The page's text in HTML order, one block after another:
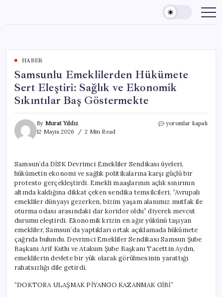
content
HABER
Samsunlu Emeklilerden Hükümete
Sert Eleştiri: Sağlık ve Ekonomik
Sıkıntılar Baş Göstermekte
By Murat Yıldız
12 Mayıs 2026
2 Min Read
Samsunlu
Sağlık
ve
Ekonomik
Sıkıntılar
Göstermekte
için
yorumlar kapalı
Samsun’da DİSK Devrimci Emekliler Sendikası üyeleri,
hükümetin ekonomi ve sağlık politikalarına karşı güçlü bir
protesto gerçekleştirdi. Emekli maaşlarının açlık sınırının
altında kaldığına dikkat çeken sendika temsilcileri, “Avrupalı
emekliler dünyayı gezerken, bizim yaşam alanımız mutfak ile
oturma odası arasındaki dar koridor oldu” diyerek mevcut
durumu eleştirdi. Ekonomik krizin en ağır yükünü taşıyan
emekliler, Samsun’da yaptıkları ortak açıklamada hükümete
çağrıda bulundu. Devrimci Emekliler Sendikası Samsun Şube
Başkanı Arif Kutlu ve Atakum Şube Başkanı Tacettin Aydın,
emeklilerin devlete bir yük olarak görülmesinin yarattığı
rahatsızlığı dile getirdi.
“DOKTORA ULAŞMAK PİYANGO KAZANMAK GİBİ”